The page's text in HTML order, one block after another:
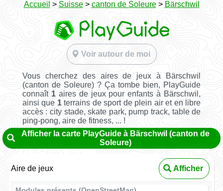
Accueil > Suisse> canton de Soleure> Bärschwil
Voir autour de moi
Vous cherchez des aires de jeux à Bärschwil
(canton de Soleure) ? Ça tombe bien, PlayGuide
connaît 1aires de jeux pour enfants à Bärschwil,
ainsi que 1terrains de sport de plein air et en libre
accès : city stade, skate park, pump track, table de
ping-pong, aire de fitness, ... !
Afficher la carte PlayGuide à Bärschwil (canton de
Soleure)
Aire de jeux Afficher